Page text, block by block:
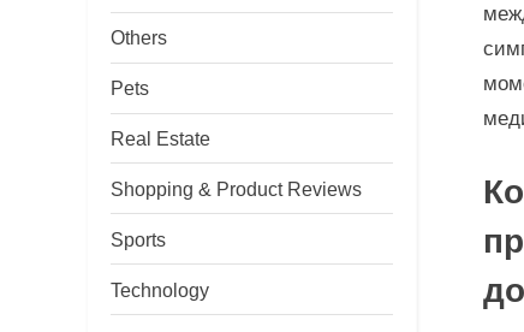
Others
Pets
Real Estate
Shopping & Product Reviews
Sports
Technology